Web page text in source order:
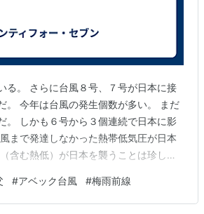
る。 さらに台風８号、７号が日本に接
。 今年は台風の発生個数が多い。 まだ
。 しかも６号から３個連続で日本に影
まで発達しなかった熱帯低気圧が日本
含む熱低）が日本を襲うことは珍し
近、または上陸するのか、空恐ろし
態が続いて…
#アベック台風 #梅雨前線